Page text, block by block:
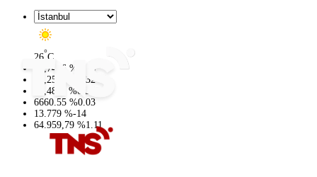
26°C
47,7436 %
0.18
55,2510
0.32
64,4811
%0.38
6660.55 %0.03
13.779 %-14
64.959,79 %1.11